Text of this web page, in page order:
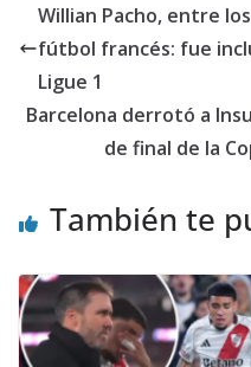
Willian Pacho, entre
fútbol francés: fue
Ligue 1
Barcelona derrotó a
de final de la
También te